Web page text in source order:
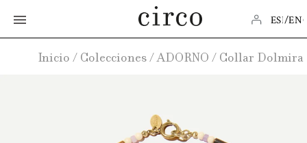
SHOP
Inicio / Colecciones / ADORNO / Collar Dolmira